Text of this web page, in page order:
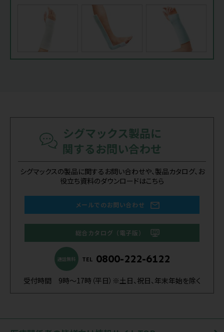
シグマックス製品に
関するお問い合わせ
シグマックスの製品に関するお問い合わせや、製品カタログ、お
役立ち資料のダウンロードはこちら
メールでのお問い合わせ
総合カタログ（電子版）
通話無料 TEL 0800-222-6122
受付時間 9時～17時（平日）※土日、祝日、年末年始を除く